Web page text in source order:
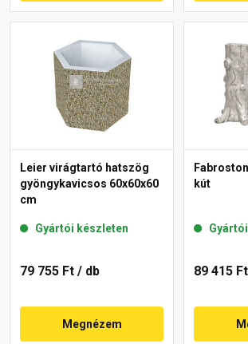
Leier virágtartó hatszög
gyöngykavicsos 60x60x60
cm
Gyártói készleten
79 755 Ft / db
Megnézem
kút
89 415 Ft